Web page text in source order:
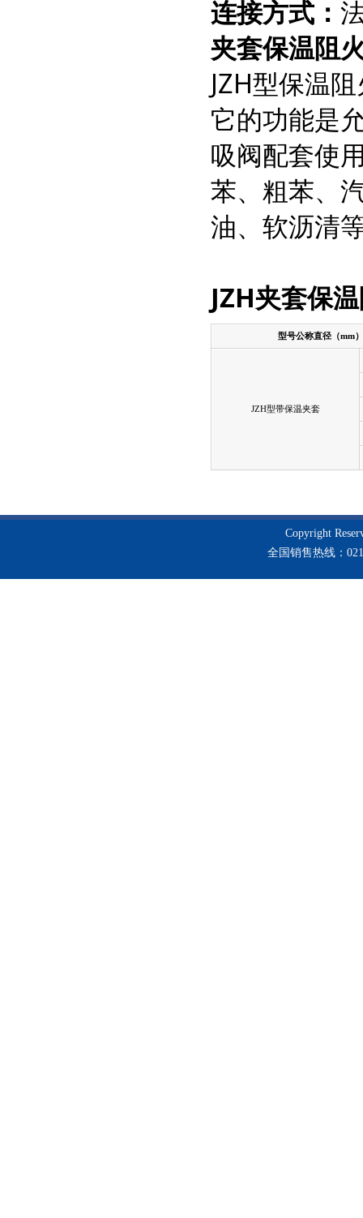
连接方式：
夹套保温阻
JZH型保温
它的功能是
吸阀配套使
苯、粗苯、
油、软沥清
JZH夹套保
型号公称直径（mm）
JZH型带保温夹套
Copyright
全国销售热线：